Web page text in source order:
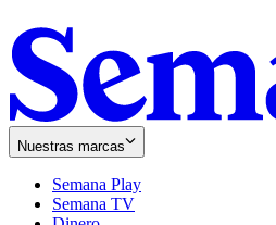
Nuestras marcas
Semana Play
Semana TV